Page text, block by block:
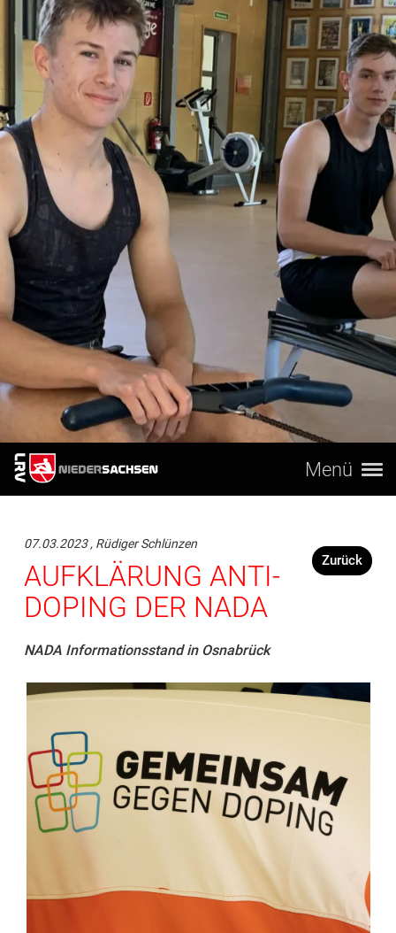
Menü
Zurück
07.03.2023, Rüdiger Schlünzen
AUFKLÄRUNG ANTI-
DOPING DER NADA
NADA Informationsstand in Osnabrück